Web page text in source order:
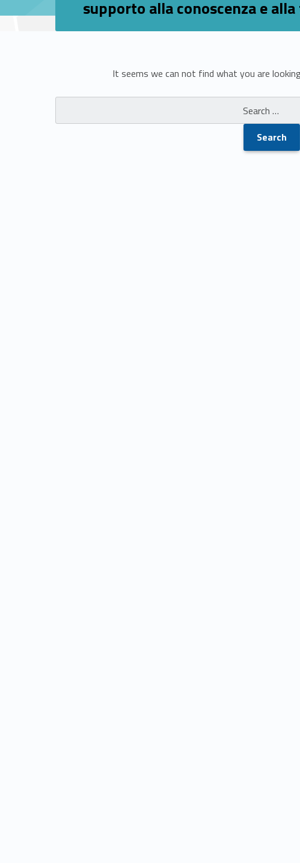
supporto alla conoscenza e
o
It seems we can not find what you are
Search for: